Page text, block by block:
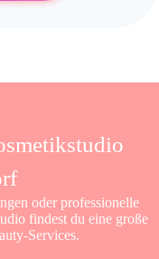
oder professionelle
findest du eine große
Services.